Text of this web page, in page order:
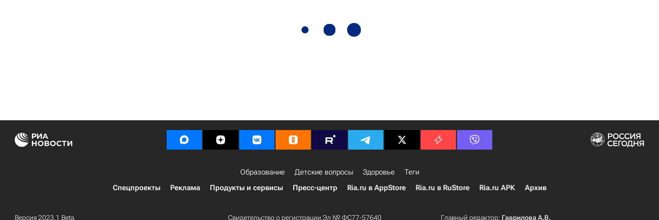
Образование Детские вопросы Здоровье
Теги
Спецпроекты
Реклама Продукты и сервисы Пресс-центр Ria.ru в AppStore Ria.ru в RuStore Ria.ru APK Архив
Версия 2023.1 Beta Свидетельство о регистрации Эл № ФС77-57640 Главный редактор: Гаврилова А.В.